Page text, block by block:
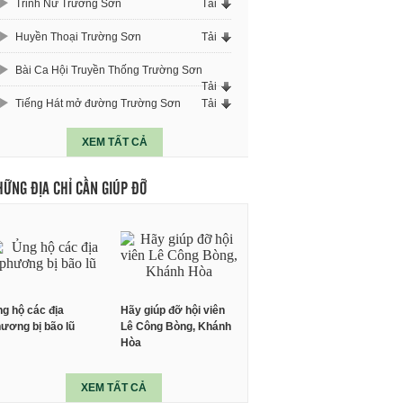
Trinh Nữ Trường Sơn Tải
Huyền Thoại Trường Sơn Tải
Bài Ca Hội Truyền Thống Trường Sơn
Tải
Tiếng Hát mở đường Trường Sơn
Tải
XEM TẤT CẢ
ĐỊA CHỈ CẦN GIÚP ĐỠ
hộ các địa
bị bão lũ
Hãy giúp đỡ hội viên
Lê Công Bòng, Khánh
Hòa
XEM TẤT CẢ